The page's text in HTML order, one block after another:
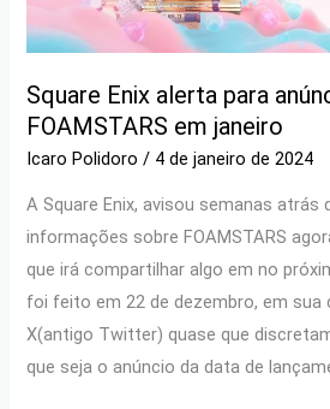
Square Enix alerta para
FOAMSTARS em janeiro
Icaro Polidoro/ 4 de janeiro de 2024
A Square Enix, avisou semanas atrás
informações sobre FOAMSTARS
que irá compartilhar algo em no
foi feito em 22 de dezembro, em sua
X(antigo Twitter) quase que
que seja o anúncio da data de